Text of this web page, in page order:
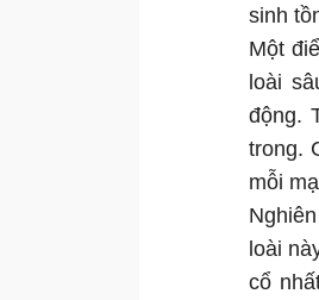
sinh
Một
loài
động.
trong.
mỗi
loài
cổ